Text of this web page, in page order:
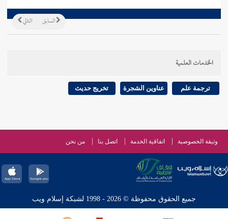
التالي السابق
الخدمات العلمية
ترجمة علم عناوين الشجرة تخريج حديث
وثيقة الخصوصية اتفاقية الخدمة اتصل بنا من نحن
جميع الحقوق محفوظة © 2026 - 1998 لشبكة إسلام ويب